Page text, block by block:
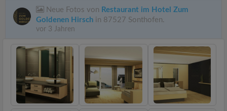
Neue Fotos von Restaurant im Hotel Zum
Goldenen Hirsch in 87527 Sonthofen.
vor 3 Jahren